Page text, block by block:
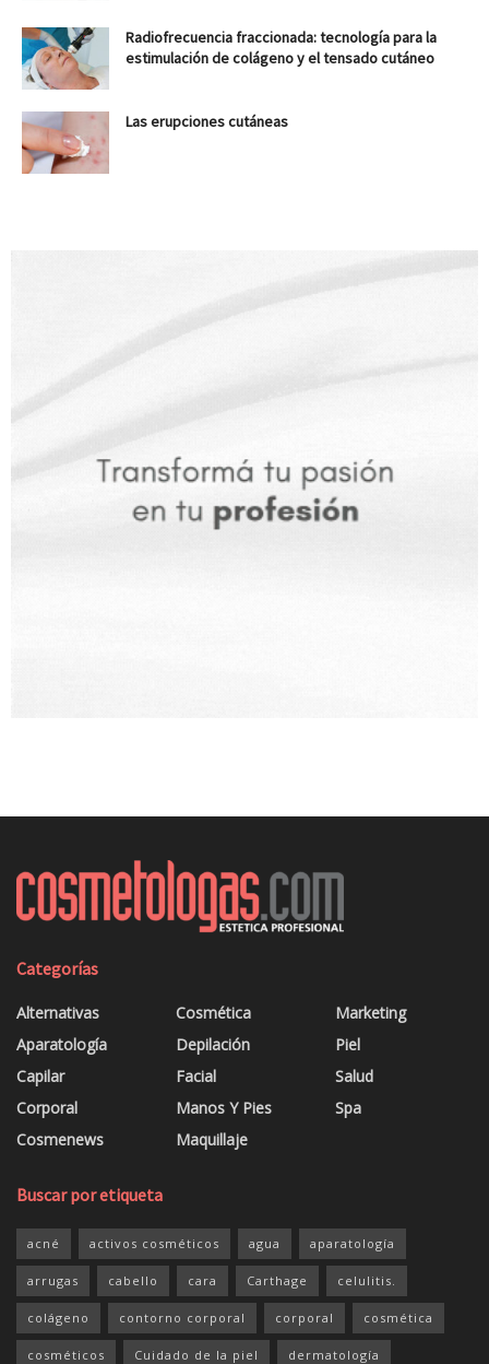
Radiofrecuencia fraccionada: tecnología para la
estimulación de colágeno y el tensado cutáneo
Las erupciones cutáneas
Categorías
Alternativas
Aparatología
Capilar
Corporal
Cosmenews
Cosmética
Depilación
Facial
Manos Y Pies
Maquillaje
Marketing
Piel
Salud
Spa
Buscar por etiqueta
acné activos cosméticos agua aparatología
arrugas cabello cara Carthage celulitis.
colágeno contorno corporal corporal cosmética
cosméticos Cuidado de la piel dermatología